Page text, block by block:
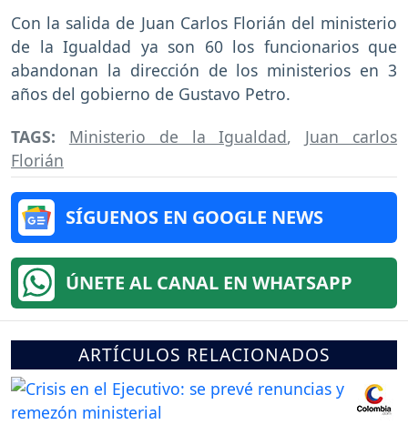
Con la salida de Juan Carlos Florián del ministerio
de la Igualdad ya son 60 los funcionarios que
abandonan la dirección de los ministerios en 3
años del gobierno de Gustavo Petro.
TAGS: Ministerio de la Igualdad, Juan carlos
Florián
SÍGUENOS EN GOOGLE NEWS
ÚNETE AL CANAL EN WHATSAPP
ARTÍCULOS RELACIONADOS